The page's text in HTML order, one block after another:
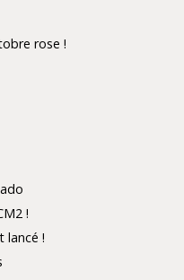
rose !
!
lancé !